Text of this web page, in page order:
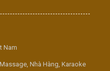
Nam
Nhà Hàng, Karaoke